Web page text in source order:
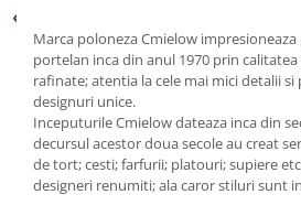
Tigai si seturi
Tirbusoane si dopuri
Tocatoare de bucatarie
Ustensile ornare prajituri
Vaze si boluri decorative
Marca poloneza Cmielow
portelan inca din anul 1970 prin
rafinate; atentia la cele mai mici detalii si
designuri unice.
Inceputurile Cmielow dateaza inca din
decursul acestor doua secole au creat
de tort; cesti; farfurii; platouri; supiere
designeri renumiti; ala caror stiluri sunt